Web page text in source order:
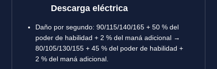
Descarga eléctrica
Daño por segundo: 90/115/140/165 + 50 % del
poder de habilidad + 2 % del maná adicional →
80/105/130/155 + 45 % del poder de habilidad +
2 % del maná adicional.